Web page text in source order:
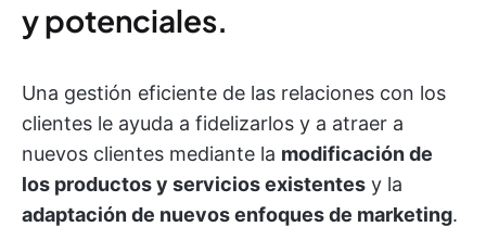
y potenciales.
Una gestión eficiente de las relaciones con los
clientes le ayuda a fidelizarlos y a atraer a
nuevos clientes mediante la modificación de
los productos y servicios existentes y la
adaptación de nuevos enfoques de marketing.